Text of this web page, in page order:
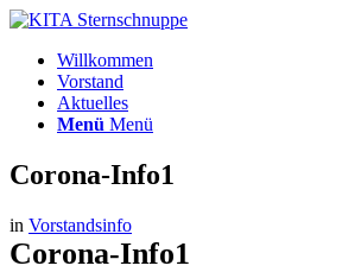
Willkommen
Vorstand
Aktuelles
Menü Menü
Corona-Info1
in Vorstandsinfo
Corona-Info1